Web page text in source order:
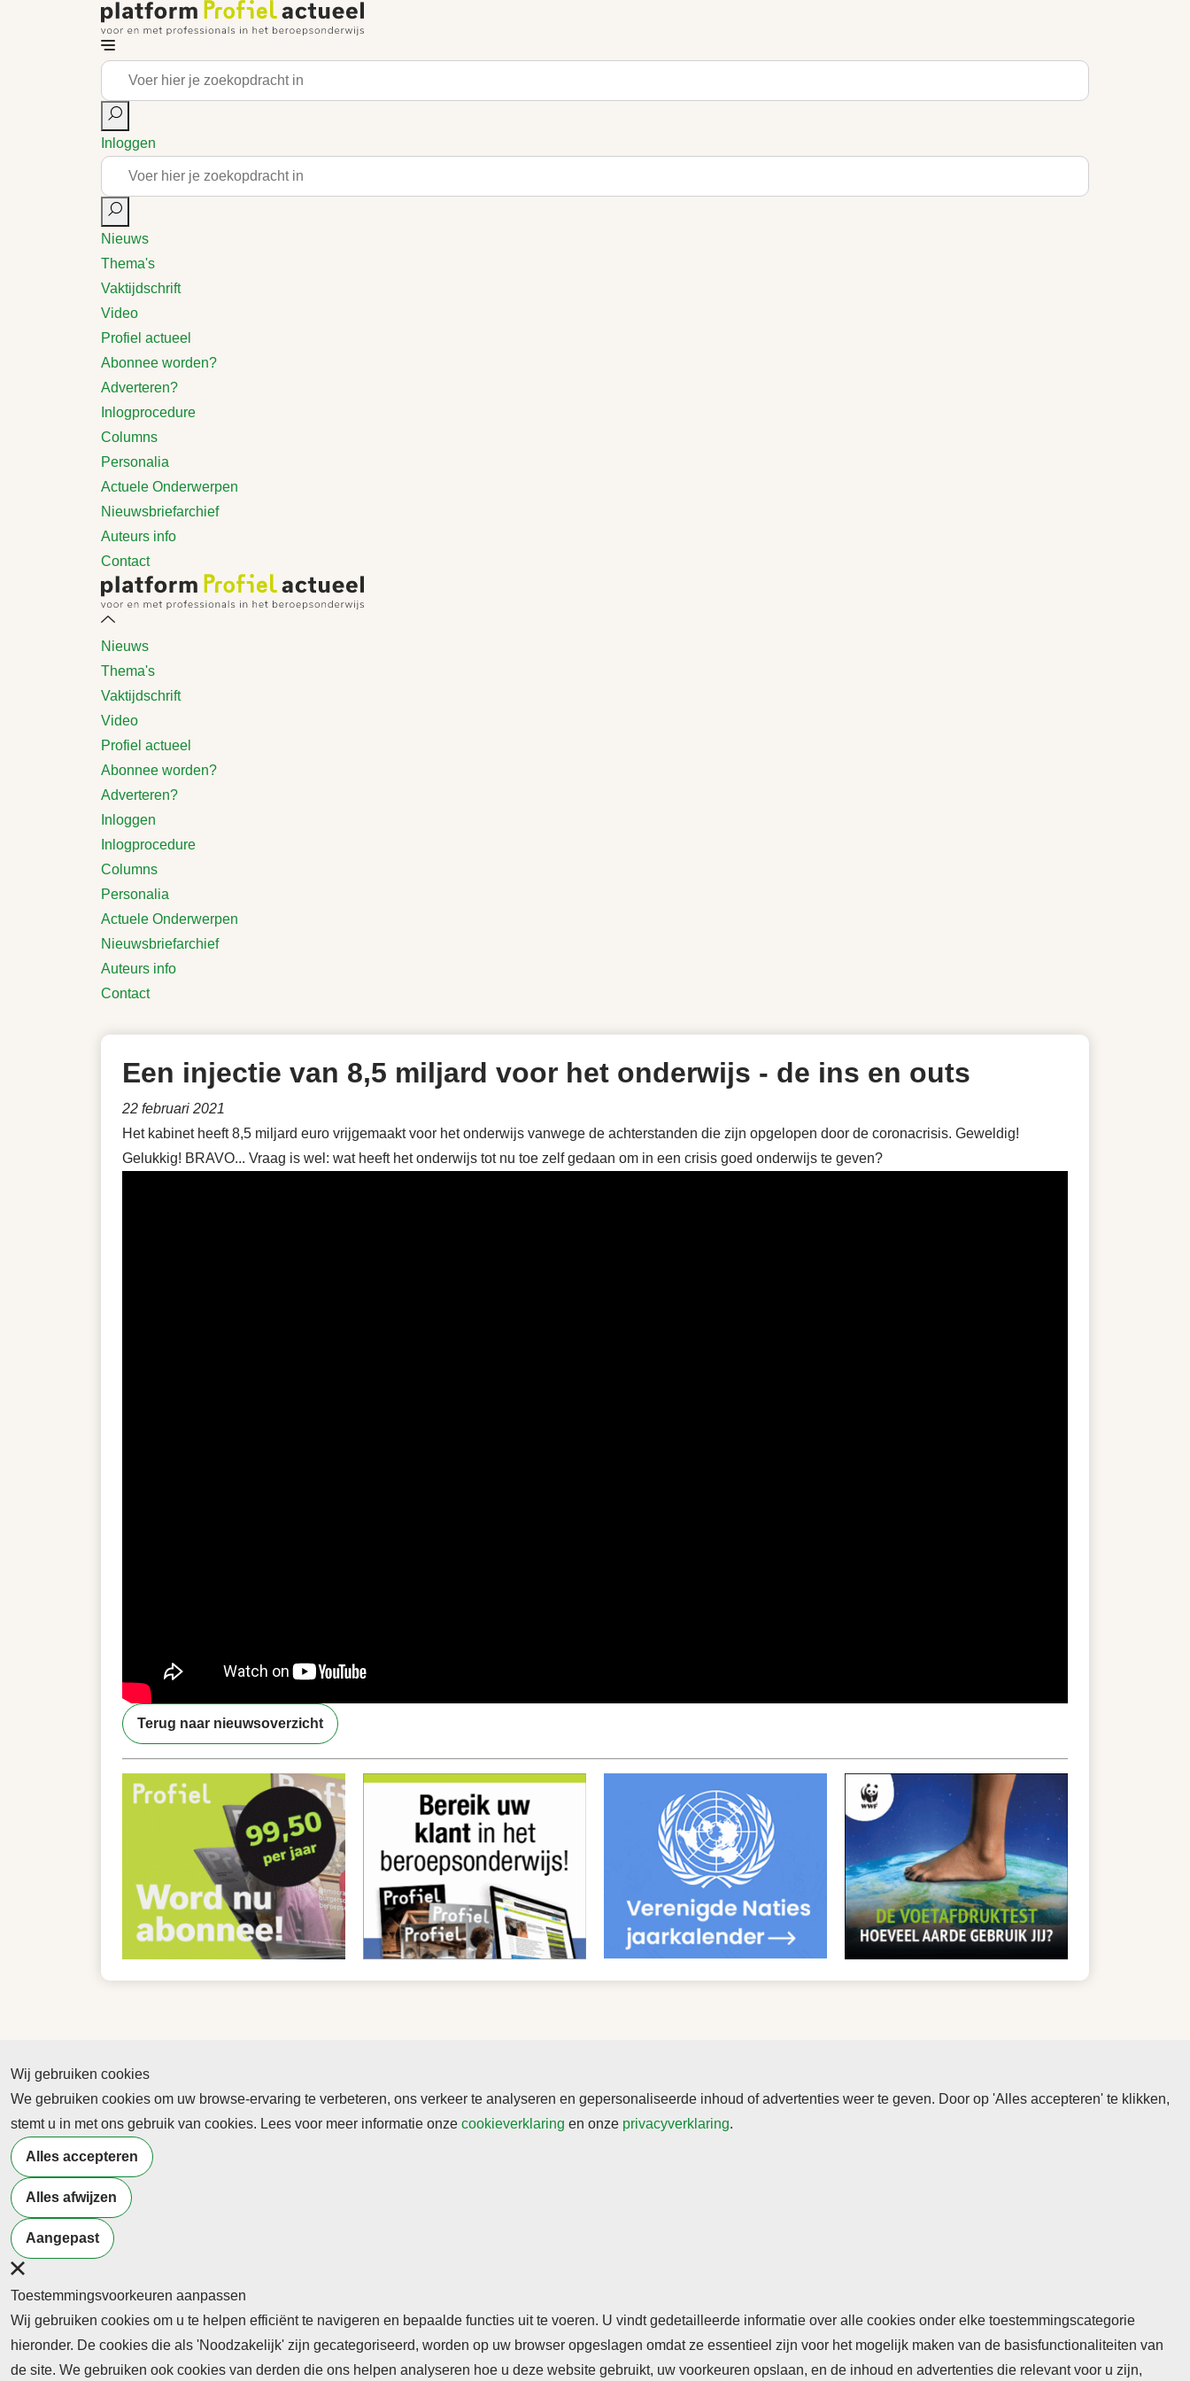
Inloggen
Nieuws
Thema's
Vaktijdschrift
Video
Profiel actueel
Abonnee worden?
Adverteren?
Inlogprocedure
Columns
Personalia
Actuele Onderwerpen
Nieuwsbriefarchief
Auteurs info
Contact
Nieuws
Thema's
Vaktijdschrift
Video
Profiel actueel
Abonnee worden?
Adverteren?
Inloggen
Inlogprocedure
Columns
Personalia
Actuele Onderwerpen
Nieuwsbriefarchief
Auteurs info
Contact
Een injectie van 8,5 miljard voor het onderwijs - de ins en outs
22 februari 2021
Het kabinet heeft 8,5 miljard euro vrijgemaakt voor het onderwijs vanwege de achterstanden die zijn opgelopen door de coronacrisis. Geweldig!
Gelukkig! BRAVO... Vraag is wel: wat heeft het onderwijs tot nu toe zelf gedaan om in een crisis goed onderwijs te geven?
Terug naar nieuwsoverzicht
Wij gebruiken cookies
We gebruiken cookies om uw browse-ervaring te verbeteren, ons verkeer te analyseren en gepersonaliseerde inhoud of advertenties weer te geven. Door op 'Alles accepteren' te klikken,
stemt u in met ons gebruik van cookies. Lees voor meer informatie onze cookieverklaring en onze privacyverklaring.
Alles accepteren
Alles afwijzen
Aangepast
Toestemmingsvoorkeuren aanpassen
Wij gebruiken cookies om u te helpen efficiënt te navigeren en bepaalde functies uit te voeren. U vindt gedetailleerde informatie over alle cookies onder elke toestemmingscategorie
hieronder. De cookies die als 'Noodzakelijk' zijn gecategoriseerd, worden op uw browser opgeslagen omdat ze essentieel zijn voor het mogelijk maken van de basisfunctionaliteiten van
de site. We gebruiken ook cookies van derden die ons helpen analyseren hoe u deze website gebruikt, uw voorkeuren opslaan, en de inhoud en advertenties die relevant voor u zijn,
Abonnement
Nieuws
Meld je aan voor de nieuwsbrief
Neem contact op